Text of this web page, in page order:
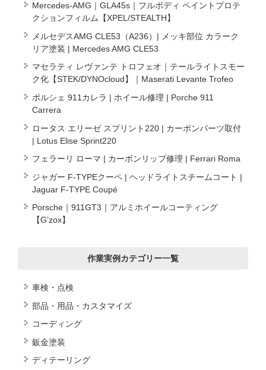
Mercedes-AMG｜GLA45s｜フルボディ ペイントプロテ
クションフィルム【XPEL/STEALTH】
メルセデスAMG CLE53（A236）| メッキ部位 カラーク
リア塗装 | Mercedes AMG CLE53
マセラティ レヴァンテ トロフェオ｜テールライトスモー
ク化【STEK/DYNOcloud】｜Maserati Levante Trofeo
ポルシェ 911カレラ | ホイール修理 | Porche 911
Carrera
ロータス エリーゼ スプリント220 | カーボンパーツ取付
| Lotus Elise Sprint220
フェラーリ ローマ | カーボンリップ修理 | Ferrari Roma
ジャガー F-TYPEクーペ | ヘッドライトスチームコート |
Jaguar F-TYPE Coupé
Porsche｜911GT3｜アルミホイールコーティング
【G’zox】
作業実例カテゴリー一覧
車検・点検
部品・用品・カスタマイズ
コーディング
鈑金塗装
ディテーリング